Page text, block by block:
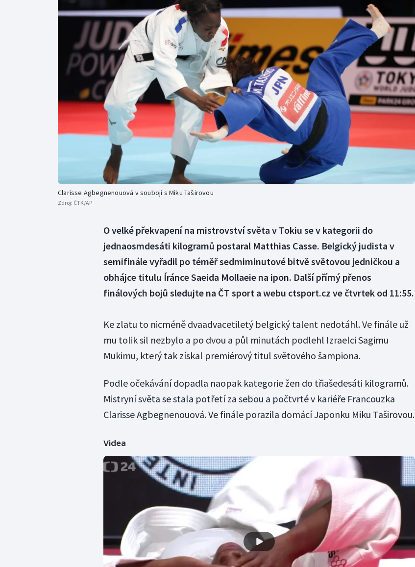
Curling
Dostihy
Florbal
Futsal
Golf
Gymnastika
Olympijské hry
Parasport
Plavání
Plážový volejbal
Triatlon
Veslování
Vodní slalom
Volejbal
Ostatní
Clarisse Agbegnenouová v souboji s Miku Taširovou
Zdroj: ČTK/AP
O velké překvapení na mistrovství světa v Tokiu se v kategorii do
jednaosmdesáti kilogramů postaral Matthias Casse. Belgický judista v
semifinále vyřadil po téměř sedmiminutové bitvě světovou jedničkou a
obhájce titulu Íránce Saeida Mollaeie na ipon. Další přímý přenos
finálových bojů sledujte na ČT sport a webu ctsport.cz ve čtvrtek od 11:55.
Ke zlatu to nicméně dvaadvacetiletý belgický talent nedotáhl. Ve finále už
mu tolik sil nezbylo a po dvou a půl minutách podlehl Izraelci Sagimu
Mukimu, který tak získal premiérový titul světového šampiona.
Podle očekávání dopadla naopak kategorie žen do třiašedesáti kilogramů.
Mistryní světa se stala potřetí za sebou a počtvrté v kariéře Francouzka
Clarisse Agbegnenouová. Ve finále porazila domácí Japonku Miku Taširovou.
Videa